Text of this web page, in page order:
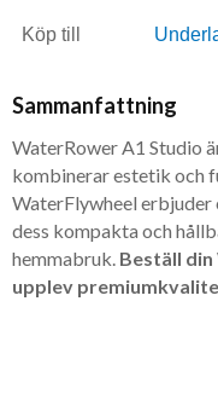
Köp till
Sammanfattning
WaterRower A1 Studio
kombinerar estetik och
WaterFlywheel erbjuder
dess kompakta och
hemmabruk. Beställ din
upplev